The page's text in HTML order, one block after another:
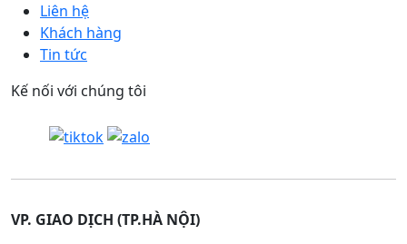
Liên hệ
Khách hàng
Tin tức
Kế nối với chúng tôi
VP. GIAO DỊCH (TP.HÀ NỘI)